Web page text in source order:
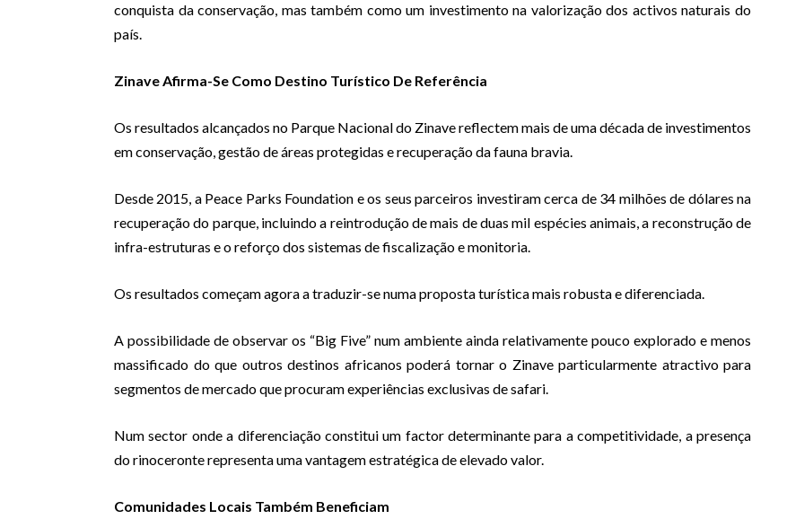
conquista da conservação, mas também como um investimento na valorização dos activos naturais do
país.
Zinave Afirma-Se Como Destino Turístico De Referência
Os resultados alcançados no Parque Nacional do Zinave reflectem mais de uma década de investimentos
em conservação, gestão de áreas protegidas e recuperação da fauna bravia.
Desde 2015, a Peace Parks Foundation e os seus parceiros investiram cerca de 34 milhões de dólares na
recuperação do parque, incluindo a reintrodução de mais de duas mil espécies animais, a reconstrução de
infra-estruturas e o reforço dos sistemas de fiscalização e monitoria.
Os resultados começam agora a traduzir-se numa proposta turística mais robusta e diferenciada.
A possibilidade de observar os “Big Five” num ambiente ainda relativamente pouco explorado e menos
massificado do que outros destinos africanos poderá tornar o Zinave particularmente atractivo para
segmentos de mercado que procuram experiências exclusivas de safari.
Num sector onde a diferenciação constitui um factor determinante para a competitividade, a presença
do rinoceronte representa uma vantagem estratégica de elevado valor.
Comunidades Locais Também Beneficiam